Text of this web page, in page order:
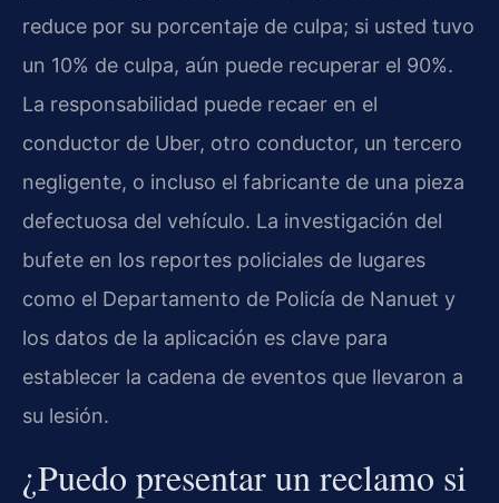
reduce por su porcentaje de culpa; si usted tuvo
un 10% de culpa, aún puede recuperar el 90%.
La responsabilidad puede recaer en el
conductor de Uber, otro conductor, un tercero
negligente, o incluso el fabricante de una pieza
defectuosa del vehículo. La investigación del
bufete en los reportes policiales de lugares
como el Departamento de Policía de Nanuet y
los datos de la aplicación es clave para
establecer la cadena de eventos que llevaron a
su lesión.
¿Puedo presentar un reclamo si